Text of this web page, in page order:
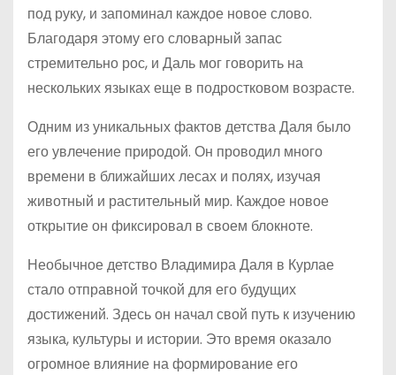
под руку, и запоминал каждое новое слово.
Благодаря этому его словарный запас
стремительно рос, и Даль мог говорить на
нескольких языках еще в подростковом возрасте.
Одним из уникальных фактов детства Даля было
его увлечение природой. Он проводил много
времени в ближайших лесах и полях, изучая
животный и растительный мир. Каждое новое
открытие он фиксировал в своем блокноте.
Необычное детство Владимира Даля в Курлае
стало отправной точкой для его будущих
достижений. Здесь он начал свой путь к изучению
языка, культуры и истории. Это время оказало
огромное влияние на формирование его